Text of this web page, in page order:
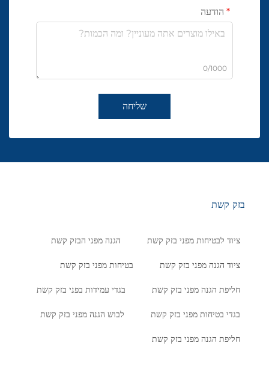
הודעה
0/1000
שליחה
בזק קשת
ציוד לבטיחות מפני בזק קשת הגנה מפני הבזק קשת
ציוד הגנה מפני בזק קשת בטיחות מפני בזק קשת
חליפת הגנה מפני בזק קשת בגדי עמידות בפני בזק קשת
בגדי בטיחות מפני בזק קשת לבוש הגנה מפני בזק קשת
חליפת הגנה מפני בזק קשת